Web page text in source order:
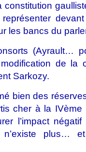
les bancs du
(Ayrault…
de la
Sarkozy.
bien des
cher à la IVème
l’impact
n’existe plus…